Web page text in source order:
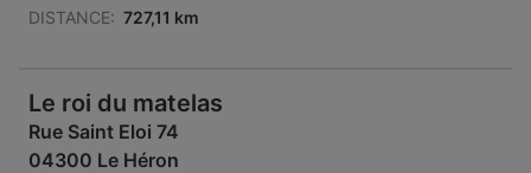
DISTANCE: 727,11 km
Le roi du matelas
Rue Saint Eloi 74
04300 Le Héron